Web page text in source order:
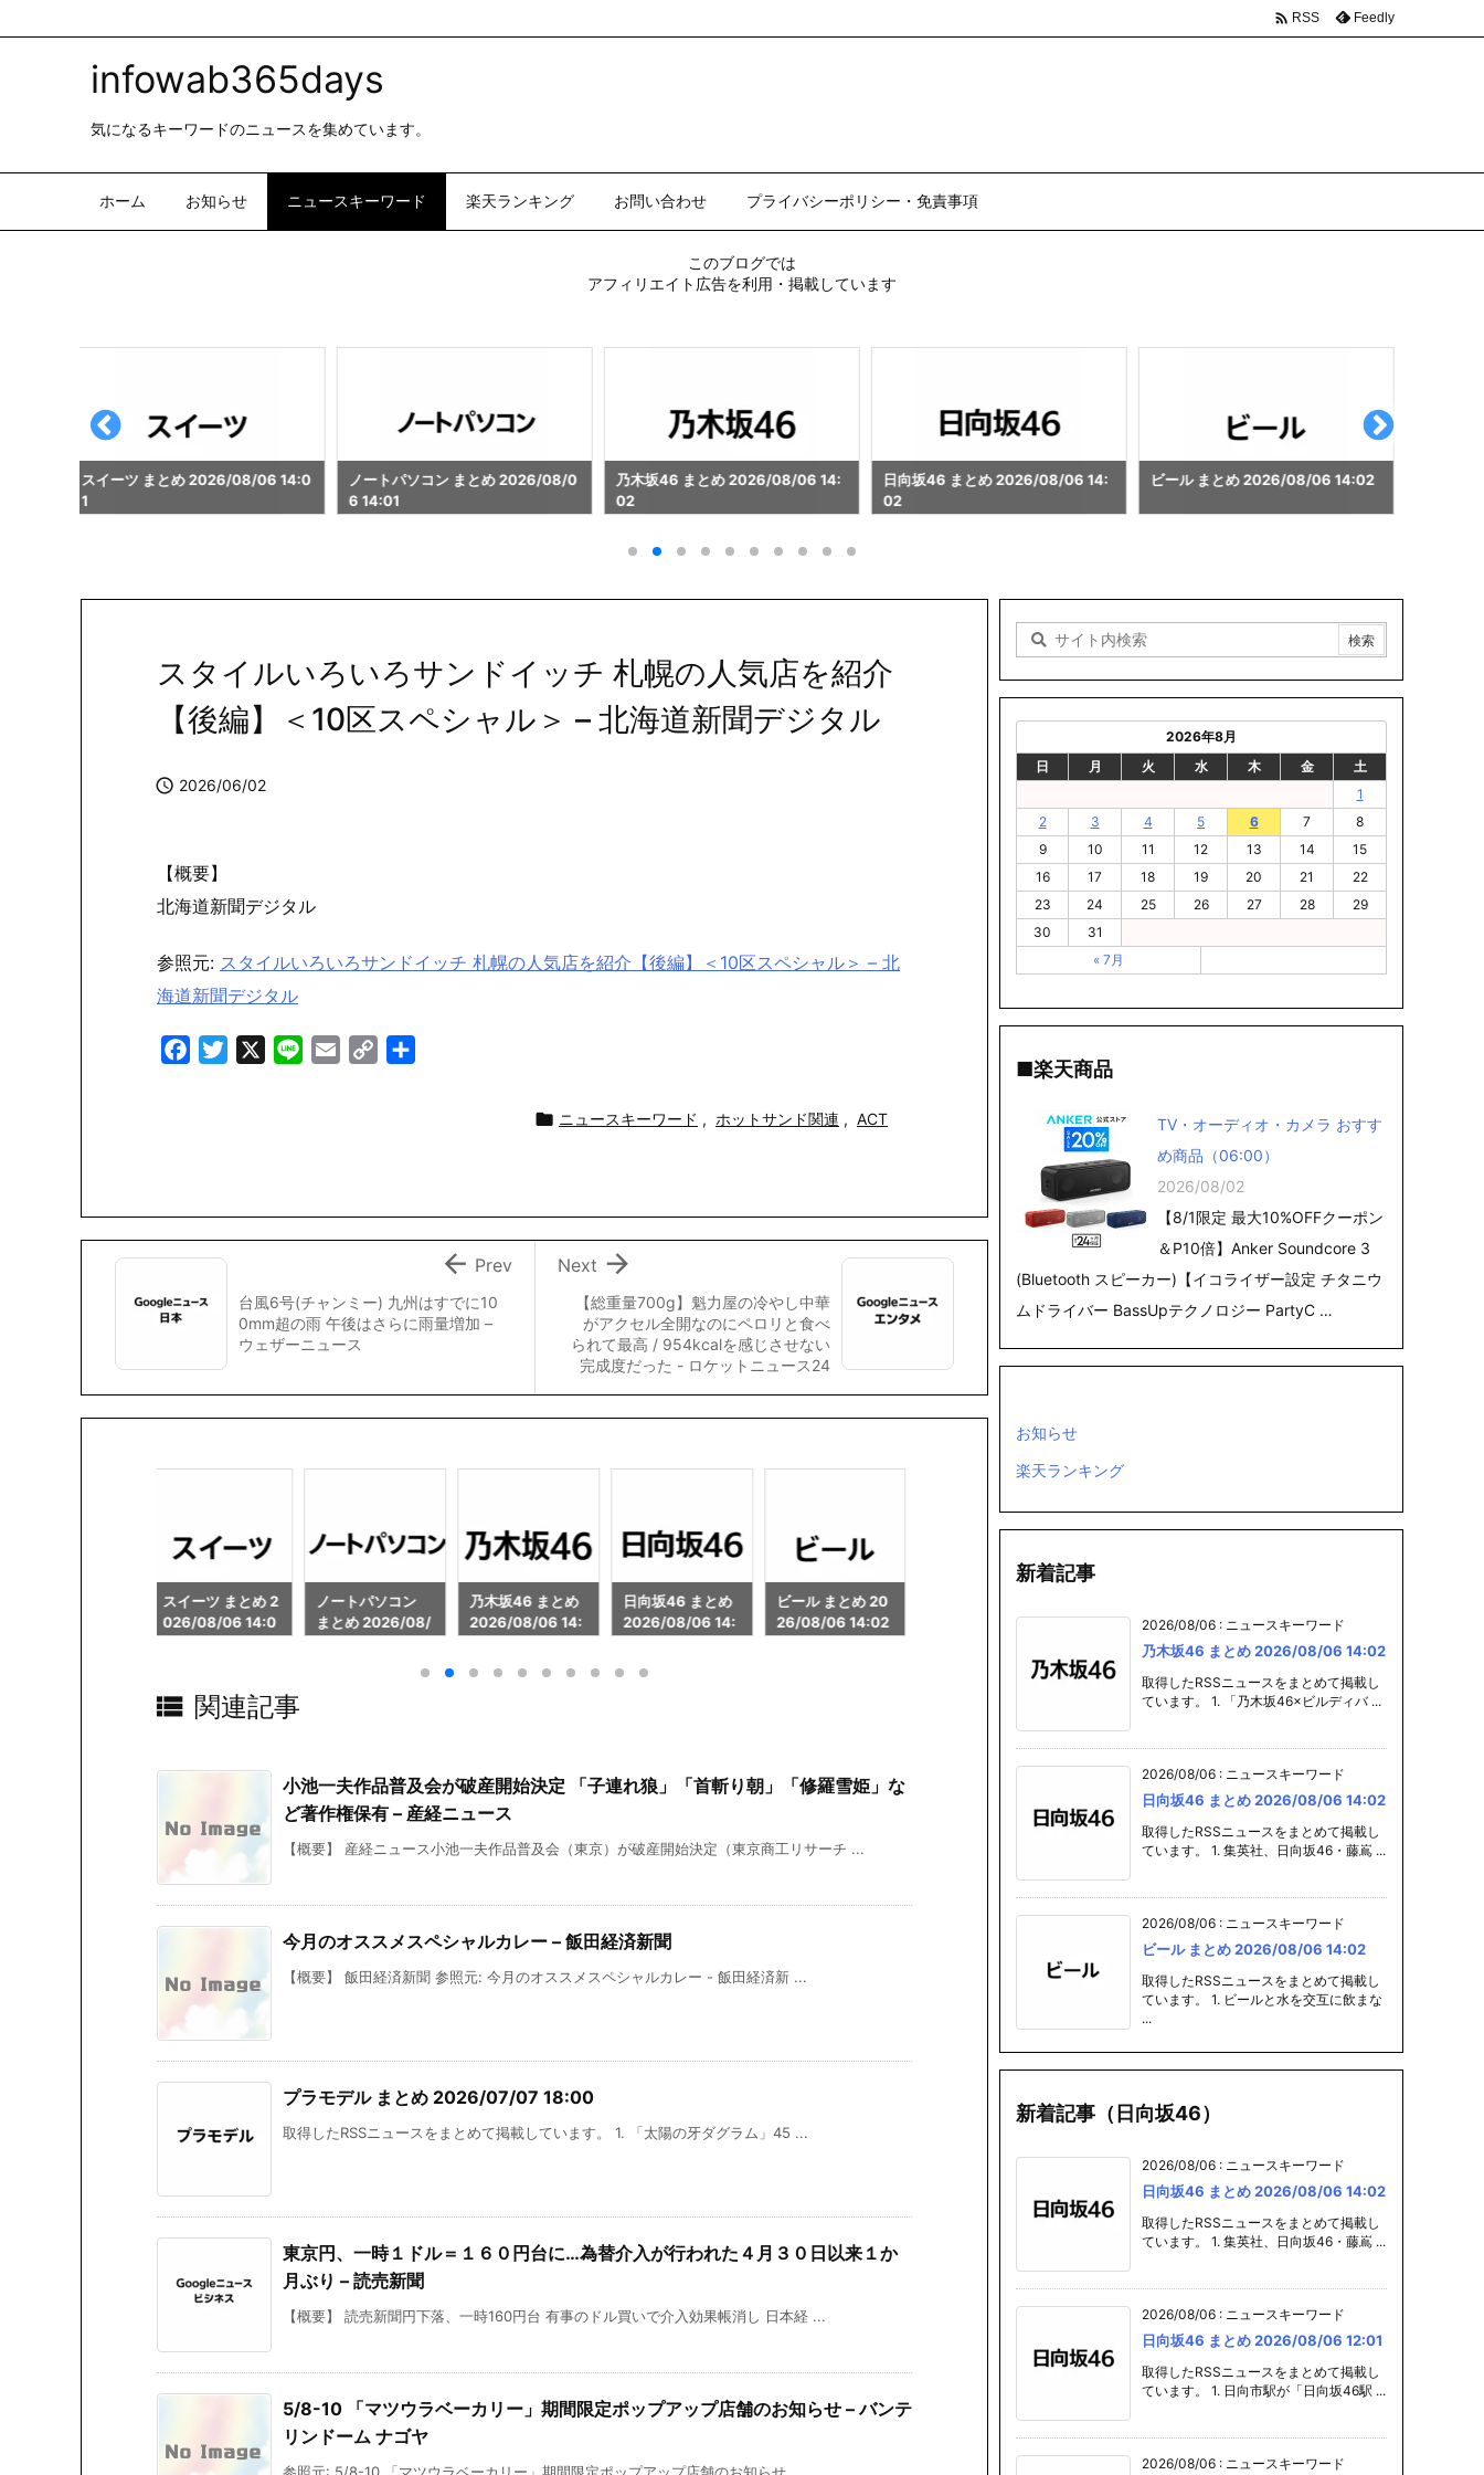
infowab365days
気になるキーワードのニュースを集めています。
ホーム お知らせ ニュースキーワード 楽天ランキング お問い合わせ プライバシーポリシー・免責事項
 RSS Feedly
このブログでは
アフィリエイト広告を利用・掲載しています
ノートパソコン まとめ 2026/08/0
乃木坂46 まとめ 2026/08/06 14:
02
日向坂46 まとめ 2026/08/06 14:
02
ビール まとめ 2026/08/06 14:02
ゲーミングパソコン まとめ 2026/0
スタイルいろいろサンドイッチ 札幌の人気店を紹介
【後編】＜10区スペシャル＞ – 北海道新聞デジタル
 2026/06/02
【概要】
北海道新聞デジタル
参照元: スタイルいろいろサンドイッチ 札幌の人気店を紹介【後編】＜10区スペシャル＞ – 北
海道新聞デジタル
o
r
n
 ニュースキーワード , ホットサンド関連 , ACT
【総重量700g】魁力屋の冷やし中華
がアクセル全開なのにペロリと食べ
られて最高 / 954kcalを感じさせない
完成度だった - ロケットニュース24

Next
台風6号(チャンミー) 九州はすでに10
0mm超の雨 午後はさらに雨量増加 –
ウェザーニュース
 Prev
ノートパソコン
まとめ 2026/08/
乃木坂46 まとめ
2026/08/06 14:
日向坂46 まとめ
2026/08/06 14:
ビール まとめ 20
26/08/06 14:02
ゲーミングパソコ
ン まとめ 2026/0
26/08/06 14:01
め 2026/08/06 1
026/08/06 14:0
1
 関連記事
小池一夫作品普及会が破産開始決定 「子連れ狼」「首斬り朝」「修羅雪姫」な
ど著作権保有 – 産経ニュース
【概要】 産経ニュース小池一夫作品普及会（東京）が破産開始決定（東京商工リサーチ ...
今月のオススメスペシャルカレー – 飯田経済新聞
【概要】 飯田経済新聞 参照元: 今月のオススメスペシャルカレー - 飯田経済新 ...
プラモデル まとめ 2026/07/07 18:00
取得したRSSニュースをまとめて掲載しています。 1. 「太陽の牙ダグラム」45 ...
東京円、一時１ドル＝１６０円台に…為替介入が行われた４月３０日以来１か
月ぶり – 読売新聞
【概要】 読売新聞円下落、一時160円台 有事のドル買いで介入効果帳消し 日本経 ...
5/8-10 「マツウラベーカリー」期間限定ポップアップ店舗のお知らせ – バンテ
リンドーム ナゴヤ
参照元: 5/8-10 「マツウラベーカリー」期間限定ポップアップ店舗のお知らせ ...
2026年8月
日
月 火 水 木 金
土
1
2
3 4 5 6 7
8
9
10 11 12 13 14
15
16
17 18 19 20 21
22
23
24 25 26 27 28
29
30
31
« 7月
■楽天商品
TV・オーディオ・カメラ おすす
め商品（06:00）
2026/08/02
【8/1限定 最大10%OFFクーポン
＆P10倍】Anker Soundcore 3
(Bluetooth スピーカー)【イコライザー設定 チタニウ
ムドライバー BassUpテクノロジー PartyC …
お知らせ
楽天ランキング
新着記事
2026/08/06 : ニュースキーワード
乃木坂46 まとめ 2026/08/06 14:02
取得したRSSニュースをまとめて掲載し
ています。 1. 「乃木坂46×ビルディバ ...
2026/08/06 : ニュースキーワード
日向坂46 まとめ 2026/08/06 14:02
取得したRSSニュースをまとめて掲載し
ています。 1. 集英社、日向坂46・藤嶌 ...
2026/08/06 : ニュースキーワード
ビール まとめ 2026/08/06 14:02
取得したRSSニュースをまとめて掲載し
ています。 1. ビールと水を交互に飲まな
...
新着記事（日向坂46）
2026/08/06 : ニュースキーワード
日向坂46 まとめ 2026/08/06 14:02
取得したRSSニュースをまとめて掲載し
ています。 1. 集英社、日向坂46・藤嶌 ...
2026/08/06 : ニュースキーワード
日向坂46 まとめ 2026/08/06 12:01
取得したRSSニュースをまとめて掲載し
ています。 1. 日向市駅が「日向坂46駅 ...
2026/08/06 : ニュースキーワード